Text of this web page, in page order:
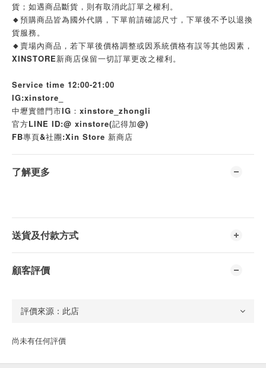
貨；如遇商品斷貨，則有取消此訂單之權利。
🔸預購商品皆為國外代購，下單前請確認尺寸，下單後不予以退換
貨服務。
🔸賣場內商品，若下單後價格調整或因系統價格有誤等其他因素，
XINSTORE新商店保留一切訂單更改之權利。
Service time 12:00-21:00
IG:xinstore_
中壢實體門市IG：xinstore_zhongli
官方LINE ID:@ xinstore(記得加@)
FB專頁&社團:Xin Store 新商店
了解更多
送貨及付款方式
顧客評價
尚未有任何評價